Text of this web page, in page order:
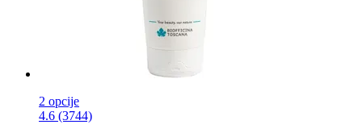
2 opcije
4.6 (3744)